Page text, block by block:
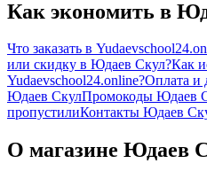
Как экономить в
Что заказать в
или скидку в Юдаев Скул?Как
Yudaevschool24.online?Оплата и
Юдаев СкулПромокоды Юдаев
пропустилиКонтакты Юдаев
О магазине Юдаев